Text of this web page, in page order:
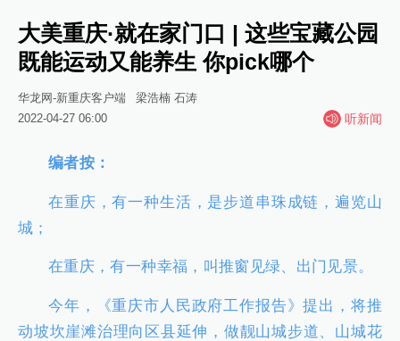
大美重庆·就在家门口 | 这些宝藏公园
既能运动又能养生 你pick哪个
华龙网-新重庆客户端
梁浩楠 石涛
2022-04-27 06:00
听新闻
编者按：
在重庆，有一种生活，是步道串珠成链，遍览山
城；
在重庆，有一种幸福，叫推窗见绿、出门见景。
今年，《重庆市人民政府工作报告》提出，将推
动坡坎崖滩治理向区县延伸，做靓山城步道、山城花